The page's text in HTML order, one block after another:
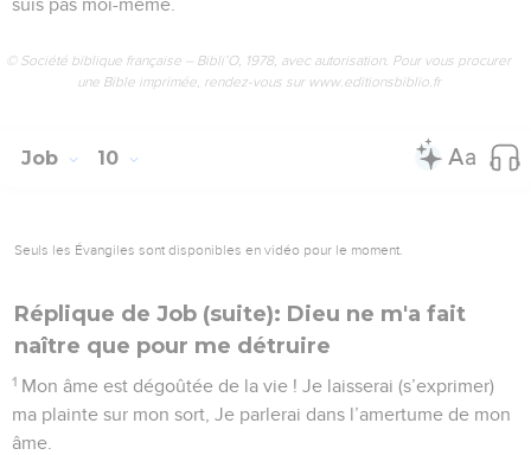
suis pas moi-même.
© Société biblique française – Bibli’O, 1978, avec autorisation. Pour vous procurer
une Bible imprimée, rendez-vous sur www.editionsbiblio.fr
Job 10
Seuls les Évangiles sont disponibles en vidéo pour le moment.
Réplique de Job (suite): Dieu ne m'a fait
naître que pour me détruire
1 Mon âme est dégoûtée de la vie ! Je laisserai (s’exprimer)
ma plainte sur mon sort, Je parlerai dans l’amertume de mon
âme.